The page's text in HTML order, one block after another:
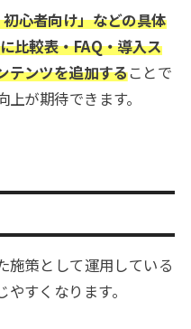
心者向け」などの具体
比較表・FAQ・導入ス
テンツを追加することで
が期待できます。
施策として運用している
すくなります。